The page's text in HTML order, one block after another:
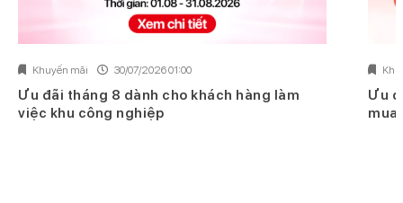
Khuyến mãi 30/07/2026 01:00
Ưu đãi tháng 8 dành cho khách hàng làm
việc khu công nghiệp
Ưu
mua